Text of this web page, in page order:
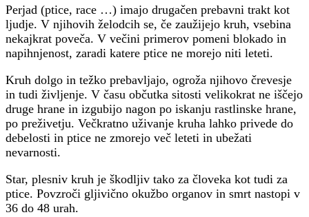
Perjad (ptice, race …) imajo drugačen prebavni trakt kot
ljudje. V njihovih želodcih se, če zaužijejo kruh, vsebina
nekajkrat poveča. V večini primerov pomeni blokado in
napihnjenost, zaradi katere ptice ne morejo niti leteti.
Kruh dolgo in težko prebavljajo, ogroža njihovo črevesje
in tudi življenje. V času občutka sitosti velikokrat ne iščejo
druge hrane in izgubijo nagon po iskanju rastlinske hrane,
po preživetju. Večkratno uživanje kruha lahko privede do
debelosti in ptice ne zmorejo več leteti in ubežati
nevarnosti.
Star, plesniv kruh je škodljiv tako za človeka kot tudi za
ptice. Povzroči gljivično okužbo organov in smrt nastopi v
36 do 48 urah.